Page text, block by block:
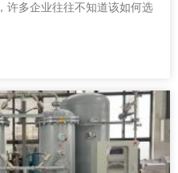
许多企业往往不知道该如何选